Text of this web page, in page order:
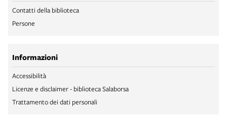
Contatti della biblioteca
Persone
Informazioni
Accessibilità
Licenze e disclaimer - biblioteca Salaborsa
Trattamento dei dati personali